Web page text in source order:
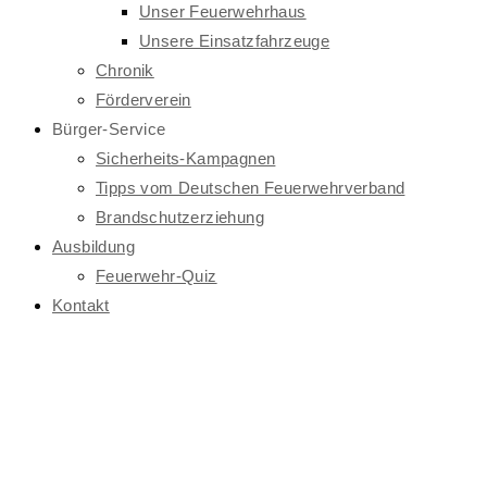
Unser Feuerwehrhaus
Unsere Einsatzfahrzeuge
Chronik
Förderverein
Bürger-Service
Sicherheits-Kampagnen
Tipps vom Deutschen Feuerwehrverband
Brandschutzerziehung
Ausbildung
Feuerwehr-Quiz
Kontakt